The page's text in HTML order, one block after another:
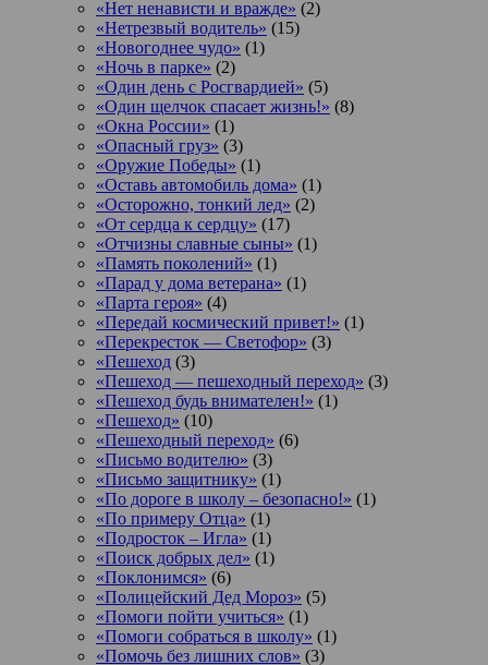
«Нет ненависти и вражде» (2)
«Нетрезвый водитель» (15)
«Новогоднее чудо» (1)
«Ночь в парке» (2)
«Один день с Росгвардией» (5)
«Один щелчок спасает жизнь!» (8)
«Окна России» (1)
«Опасный груз» (3)
«Оружие Победы» (1)
«Оставь автомобиль дома» (1)
«Осторожно, тонкий лед» (2)
«От сердца к сердцу» (17)
«Отчизны славные сыны» (1)
«Память поколений» (1)
«Парад у дома ветерана» (1)
«Парта героя» (4)
«Передай космический привет!» (1)
«Перекресток — Светофор» (3)
«Пешеход (3)
«Пешеход — пешеходный переход» (3)
«Пешеход будь внимателен!» (1)
«Пешеход» (10)
«Пешеходный переход» (6)
«Письмо водителю» (3)
«Письмо защитнику» (1)
«По дороге в школу – безопасно!» (1)
«По примеру Отца» (1)
«Подросток ‒ Игла» (1)
«Поиск добрых дел» (1)
«Поклонимся» (6)
«Полицейский Дед Мороз» (5)
«Помоги пойти учиться» (1)
«Помоги собраться в школу» (1)
«Помочь без лишних слов» (3)